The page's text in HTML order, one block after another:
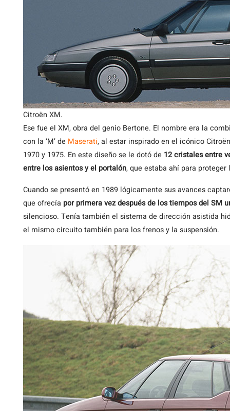
Citroën XM.
Ese fue el XM, obra del genio Bertone. El nombre era la
con la ‘M’ de Maserati, al estar inspirado en el icónico
1970 y 1975. En este diseño se le dotó de 12 cristales entre
entre los asientos y el portalón, que estaba ahí para
Cuando se presentó en 1989 lógicamente sus avances
que ofrecía por primera vez después de los tiempos del SM
silencioso. Tenía también el sistema de dirección asistida
el mismo circuito también para los frenos y la suspensión.